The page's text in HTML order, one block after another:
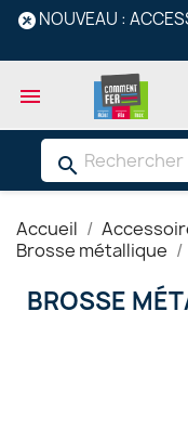
NOUVEAU :

search
Accueil
Brosse métallique
BROSSE